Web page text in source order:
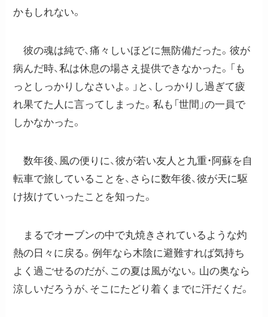
かもしれない。
彼の魂は純で、痛々しいほどに無防備だった。彼が
病んだ時、私は休息の場さえ提供できなかった。「も
っとしっかりしなさいよ。」と、しっかりし過ぎて疲
れ果てた人に言ってしまった。私も「世間」の一員で
しかなかった。
数年後、風の便りに、彼が若い友人と九重・阿蘇を自
転車で旅していることを、さらに数年後、彼が天に駆
け抜けていったことを知った。
まるでオーブンの中で丸焼きされているような灼
熱の日々に戻る。例年なら木陰に避難すれば気持ち
よく過ごせるのだが、この夏は風がない。山の奥なら
涼しいだろうが、そこにたどり着くまでに汗だくだ。